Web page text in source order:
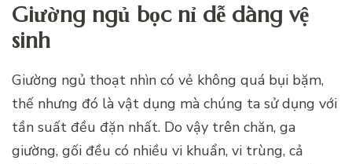
Giường ngủ bọc nỉ dễ dàng vệ
sinh
Giường ngủ thoạt nhìn có vẻ không quá bụi bặm,
thế nhưng đó là vật dụng mà chúng ta sử dụng với
tần suất đều đặn nhất. Do vậy trên chăn, ga
giường, gối đều có nhiều vi khuẩn, vi trùng, cả